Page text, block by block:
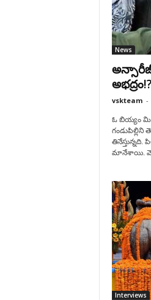
News
అన్సారీజీ
అభద్రం!?
vskteam -
ఓ బియ్యం
గండుపిల్లిని
మానేశాయి.
Interviews